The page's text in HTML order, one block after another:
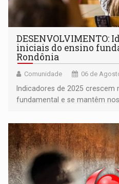
DESENVOLVIMENTO:
iniciais do ensino
Rondônia
Comunidade 06 de
Indicadores de 2025 crescem
fundamental e se mantêm